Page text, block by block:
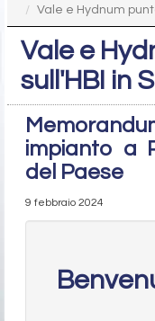
Vale e Hydnum
Vale e
sull'HBI in
impianto a
del Paese
9 febbraio 2024